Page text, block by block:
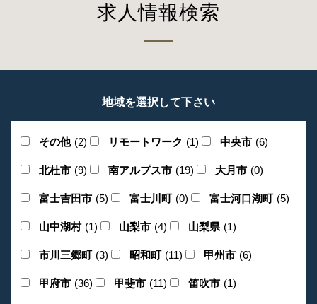
求人情報検索
地域を選択して下さい
その他 (2) リモートワーク (1) 中央市 (6)
北杜市 (9) 南アルプス市 (19) 大月市 (0)
富士吉田市 (5) 富士川町 (0) 富士河口湖町 (5)
山中湖村 (1) 山梨市 (4) 山梨県 (1)
市川三郷町 (3) 昭和町 (11) 甲州市 (6)
甲府市 (36) 甲斐市 (11) 笛吹市 (1)